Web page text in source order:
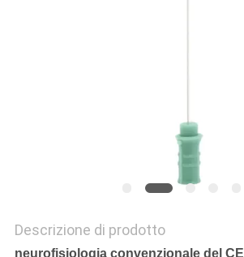
Descrizione di prodotto
neurofisiologia convenzionale del